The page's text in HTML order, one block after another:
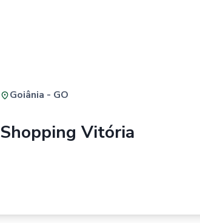
Goiânia - GO
Shopping Vitória